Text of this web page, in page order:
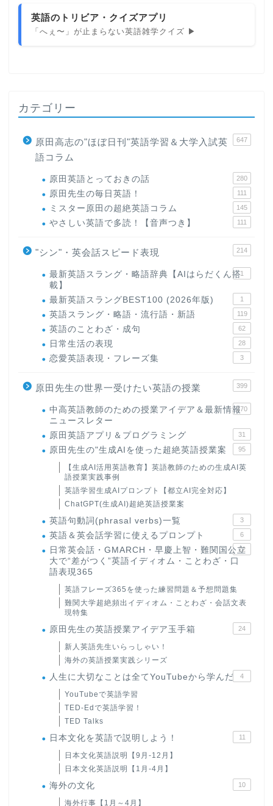
英語のトリビア・クイズアプリ
「へぇ〜」が止まらない英語雑学クイズ ▶
カテゴリー
原田高志の"ほぼ日刊"英語学習＆大学入試英
語コラム
647
原田英語とっておきの話 280
原田先生の毎日英語！ 111
ミスター原田の超絶英語コラム 145
やさしい英語で多読！【音声つき】 111
"シン"・英会話スピード表現 214
最新英語スラング・略語辞典【AIはらだくん搭
載】
1
最新英語スラングBEST100 (2026年版) 1
英語スラング・略語・流行語・新語 119
英語のことわざ・成句 62
日常生活の表現 28
恋愛英語表現・フレーズ集 3
原田先生の世界一受けたい英語の授業 399
中高英語教師のための授業アイデア＆最新情報
ニュースレター
170
原田英語アプリ＆プログラミング 31
原田先生の"生成AIを使った超絶英語授業案 95
【生成AI活用英語教育】英語教師のための生成AI英
語授業実践事例
英語学習生成AIプロンプト【都立AI完全対応】
ChatGPT(生成AI)超絶英語授業案
英語句動詞(phrasal verbs)一覧 3
英語＆英会話学習に使えるプロンプト 6
日常英会話・GMARCH・早慶上智・難関国公立
大で“差がつく”英語イディオム・ことわざ・口
語表現365
22
英語フレーズ365を使った練習問題＆予想問題集
難関大学超絶頻出イディオム・ことわざ・会話文表
現特集
原田先生の英語授業アイデア玉手箱 24
新人英語先生いらっしゃい！
海外の英語授業実践シリーズ
人生に大切なことは全てYouTubeから学んだ 4
YouTubeで英語学習
TED-Edで英語学習！
TED Talks
日本文化を英語で説明しよう！ 11
日本文化英語説明【9月-12月】
日本文化英語説明【1月-4月】
海外の文化 10
海外行事【1月～4月】